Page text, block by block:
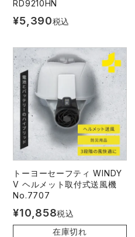
RD9210HN
¥5,390税込
トーヨーセーフティ WINDY
V ヘルメット取付式送風機
No.7707
¥10,858税込
在庫切れ